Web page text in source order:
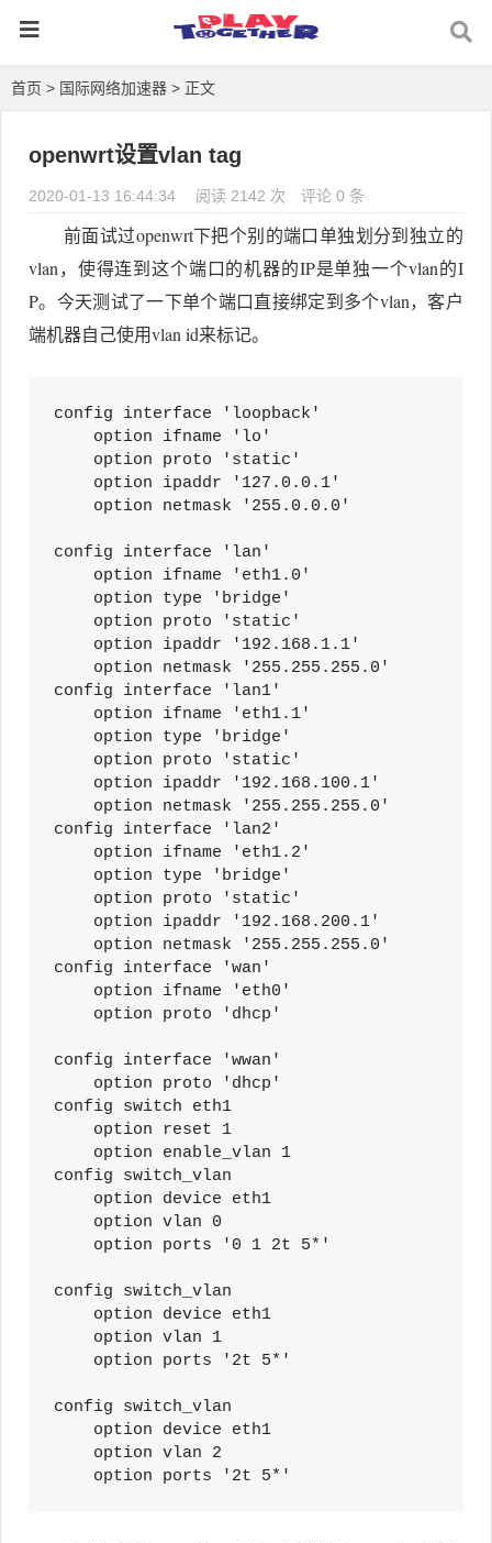
首页 > 国际网络加速器 > 正文
openwrt设置vlan tag
2020-01-13 16:44:34 阅读 2142 次 评论 0 条
前面试过openwrt下把个别的端口单独划分到独立的
vlan，使得连到这个端口的机器的IP是单独一个vlan的I
P。今天测试了一下单个端口直接绑定到多个vlan，客户
端机器自己使用vlan id来标记。
config interface 'loopback'
option ifname 'lo'
option proto 'static'
option ipaddr '127.0.0.1'
option netmask '255.0.0.0'
config interface 'lan'
option ifname 'eth1.0'
option type 'bridge'
option proto 'static'
option ipaddr '192.168.1.1'
option netmask '255.255.255.0'
config interface 'lan1'
option ifname 'eth1.1'
option type 'bridge'
option proto 'static'
option ipaddr '192.168.100.1'
option netmask '255.255.255.0'
config interface 'lan2'
option ifname 'eth1.2'
option type 'bridge'
option proto 'static'
option ipaddr '192.168.200.1'
option netmask '255.255.255.0'
config interface 'wan'
option ifname 'eth0'
option proto 'dhcp'
config interface 'wwan'
option proto 'dhcp'
config switch eth1
option reset 1
option enable_vlan 1
config switch_vlan
option device eth1
option vlan 0
option ports '0 1 2t 5*'
config switch_vlan
option device eth1
option vlan 1
option ports '2t 5*'
config switch_vlan
option device eth1
option vlan 2
option ports '2t 5*'